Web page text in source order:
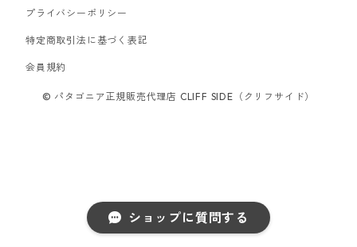
ショップに質問する
スウェットシャツ・フーディ
ボードショーツ
プライバシーポリシー
特定商取引法に基づく表記
会員規約
© パタゴニア正規販売代理店 CLIFF SIDE（クリフサイド）